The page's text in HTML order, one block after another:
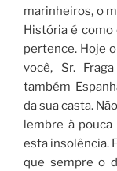
marinheiros, o
História é como
pertence. Hoje
você, Sr.
também
da sua casta.
lembre à
esta insolência.
que sempre o